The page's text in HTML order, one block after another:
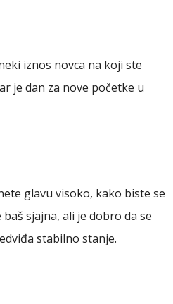
iznos novca na koji ste
je dan za nove početke u
glavu visoko, kako biste se
sjajna, ali je dobro da se
stabilno stanje.